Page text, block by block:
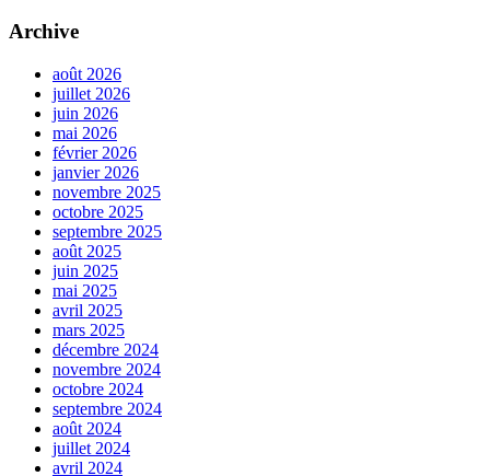
Archive
août 2026
juillet 2026
juin 2026
mai 2026
février 2026
janvier 2026
novembre 2025
octobre 2025
septembre 2025
août 2025
juin 2025
mai 2025
avril 2025
mars 2025
décembre 2024
novembre 2024
octobre 2024
septembre 2024
août 2024
juillet 2024
avril 2024